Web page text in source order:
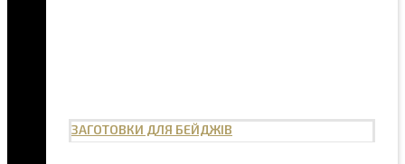
ЗАГОТОВКИ ДЛЯ БЕЙДЖІВ